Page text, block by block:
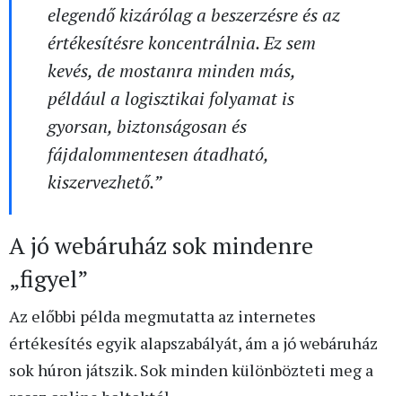
elegendő kizárólag a beszerzésre és az
értékesítésre koncentrálnia. Ez sem
kevés, de mostanra minden más,
például a logisztikai folyamat is
gyorsan, biztonságosan és
fájdalommentesen átadható,
kiszervezhető.”
A jó webáruház sok mindenre
„figyel”
Az előbbi példa megmutatta az internetes
értékesítés egyik alapszabályát, ám a jó webáruház
sok húron játszik. Sok minden különbözteti meg a